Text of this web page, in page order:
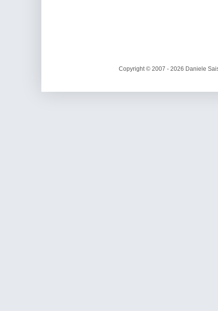
Copyright © 2007 - 2026 Daniele